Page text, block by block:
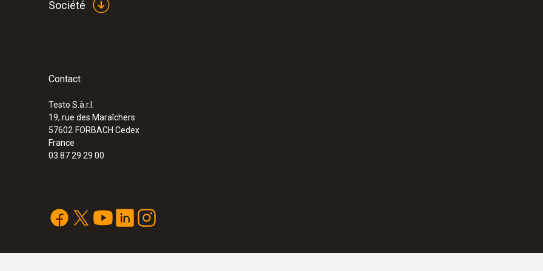
Société
Contact
Testo S.à.r.l.
19, rue des Maraîchers
57602 FORBACH Cedex
France
03 87 29 29 00